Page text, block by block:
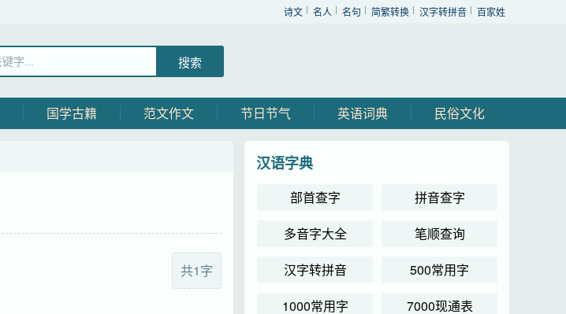
诗文 名人 名句 简繁转换 汉字转拼音 百家姓
国学古籍 范文作文 节日节气 英语词典 民俗文化
共1字
汉语字典
部首查字
拼音查字
多音字大全
笔顺查询
汉字转拼音
500常用字
1000常用字
7000现通表